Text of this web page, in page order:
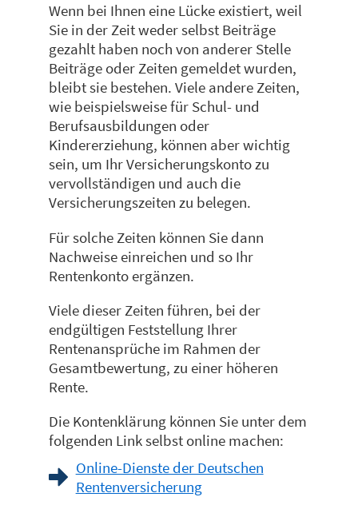
Wenn bei Ihnen eine Lücke existiert, weil
Sie in der Zeit weder selbst Beiträge
gezahlt haben noch von anderer Stelle
Beiträge oder Zeiten gemeldet wurden,
bleibt sie bestehen. Viele andere Zeiten,
wie beispielsweise für Schul- und
Berufsausbildungen oder
Kindererziehung, können aber wichtig
sein, um Ihr Versicherungskonto zu
vervollständigen und auch die
Versicherungszeiten zu belegen.
Für solche Zeiten können Sie dann
Nachweise einreichen und so Ihr
Rentenkonto ergänzen.
Viele dieser Zeiten führen, bei der
endgültigen Feststellung Ihrer
Rentenansprüche im Rahmen der
Gesamtbewertung, zu einer höheren
Rente.
Die Kontenklärung können Sie unter dem
folgenden Link selbst online machen:
Online-Dienste der Deutschen
Rentenversicherung